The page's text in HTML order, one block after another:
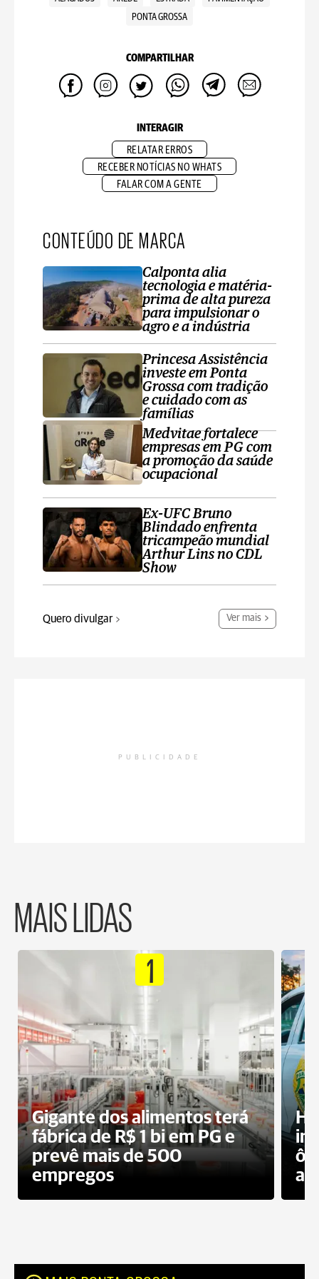
PONTA GROSSA
COMPARTILHAR
INTERAGIR
RELATAR ERROS
RECEBER NOTÍCIAS NO WHATS
FALAR COM A GENTE
CONTEÚDO DE MARCA
Calponta alia
tecnologia e matéria-
prima de alta pureza
para impulsionar o
agro e a indústria
Princesa Assistência
investe em Ponta
Grossa com tradição
e cuidado com as
famílias
Medvitae fortalece
empresas em PG com
a promoção da saúde
ocupacional
Ex-UFC Bruno
Blindado enfrenta
tricampeão mundial
Arthur Lins no CDL
Show
Quero divulgar Ver mais
PUBLICIDADE
MAIS LIDAS
1
Gigante dos alimentos terá
fábrica de R$ 1 bi em PG e
prevê mais de 500
empregos